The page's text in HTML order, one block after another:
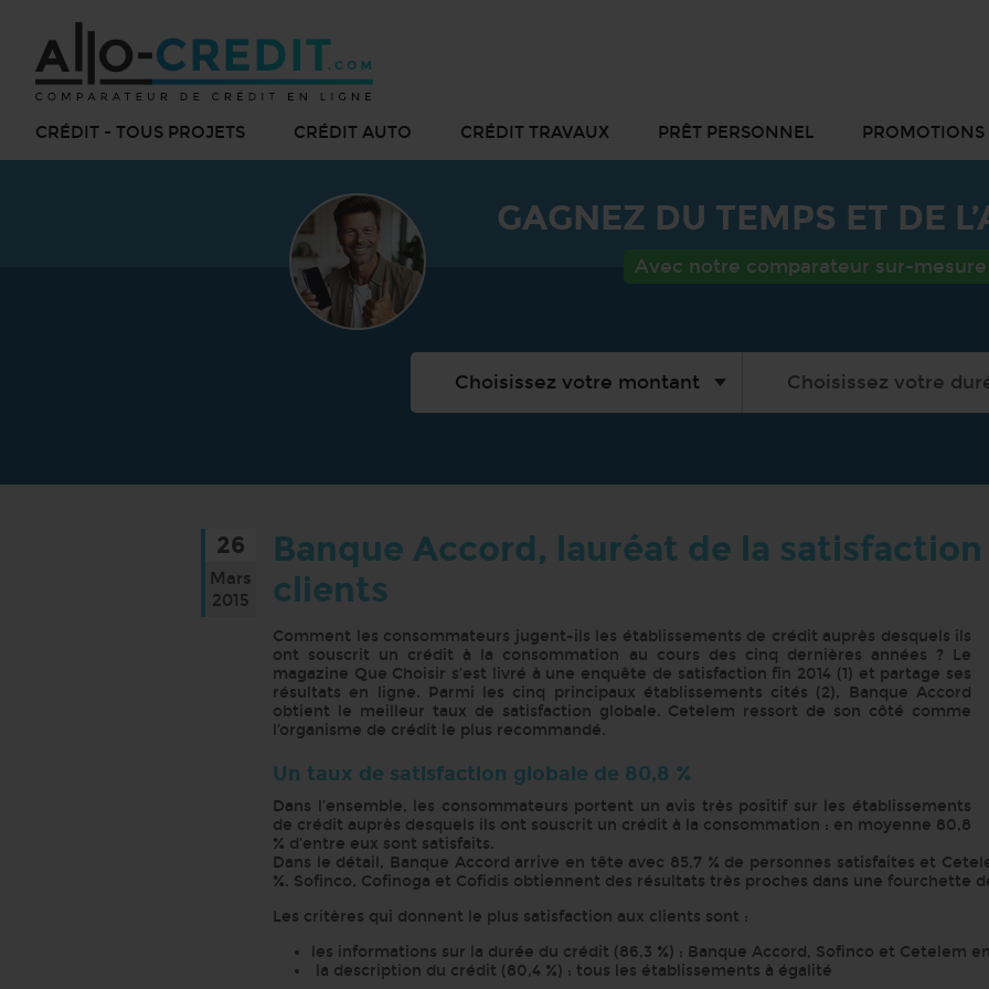
CRÉDIT - TOUS PROJETS CRÉDIT AUTO CRÉDIT TRAVAUX PRÊT PERSONNEL PROMOTIONS
GAGNEZ DU TEMPS ET DE
Avec notre comparateur sur-mesure
26
Mars
2015
Banque Accord, lauréat de la
clients
Comment les consommateurs jugent-ils les établissements de crédit auprès desquels ils
ont souscrit un crédit à la consommation au cours des cinq dernières années ? Le
magazine Que Choisir s’est livré à une enquête de satisfaction fin 2014 (1) et partage ses
résultats en ligne. Parmi les cinq principaux établissements cités (2), Banque Accord
obtient le meilleur taux de satisfaction globale. Cetelem ressort de son côté comme
l’organisme de crédit le plus recommandé.
Un taux de satisfaction globale de 80,8 %
Dans l’ensemble, les consommateurs portent un avis très positif sur les établissements
de crédit auprès desquels ils ont souscrit un crédit à la consommation : en moyenne 80,8
% d’entre eux sont satisfaits.
Dans le détail, Banque Accord arrive en tête avec 85,7 % de personnes satisfaites et
%. Sofinco, Cofinoga et Cofidis obtiennent des résultats très proches dans une fourchette
Les critères qui donnent le plus satisfaction aux clients sont :
les informations sur la durée du crédit (86,3 %) : Banque Accord, Sofinco et Cetelem
la description du crédit (80,4 %) : tous les établissements à égalité